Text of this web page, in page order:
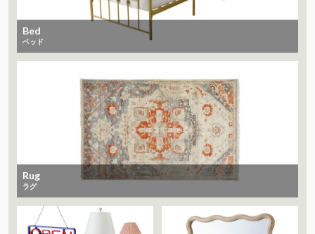
Bed
ベッド
Rug
ラグ